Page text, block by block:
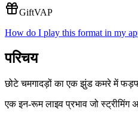
GiftVAP
How do I play this format in my
परिचय
छोटे चमगादड़ों का एक झुंड कमरे में
एक इन-रूम लाइव प्रभाव जो स्ट्रीमिंग